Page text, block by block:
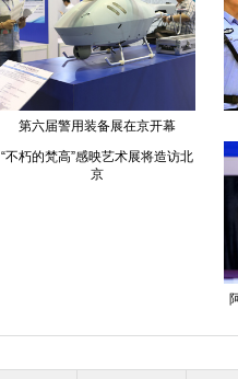
第六届警用装备展在京开幕
“不朽的梵高”感映艺术展将造访北
京